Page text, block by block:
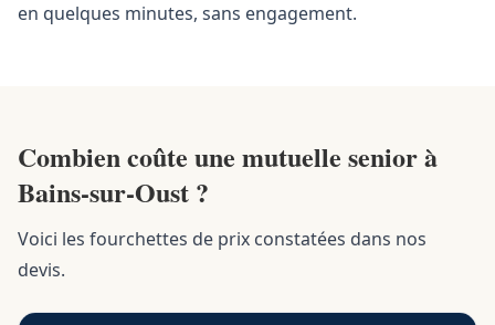
en quelques minutes, sans engagement.
Combien coûte une mutuelle senior à
Bains-sur-Oust ?
Voici les fourchettes de prix constatées dans nos
devis.